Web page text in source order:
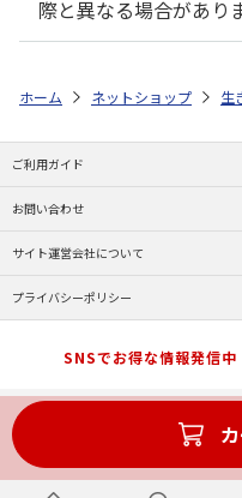
際と異なる場合があり
ホーム ネットショップ 生
ご利用ガイド
お問い合わせ
サイト運営会社について
プライバシーポリシー
SNSでお得な情報発信中